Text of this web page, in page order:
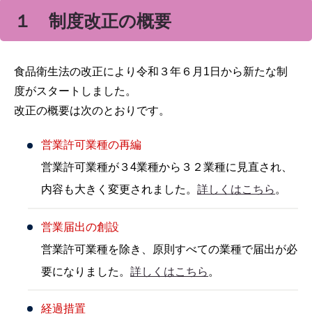
１ 制度改正の概要
食品衛生法の改正により令和３年６月1日から新たな制
度がスタートしました。
改正の概要は次のとおりです。
営業許可業種の再編
営業許可業種が３4業種から３２業種に見直され、
内容も大きく変更されました。詳しくはこちら 。
営業届出の創設
営業許可業種を除き、原則すべての業種で届出が必
要になりました。詳しくはこちら 。
経過措置